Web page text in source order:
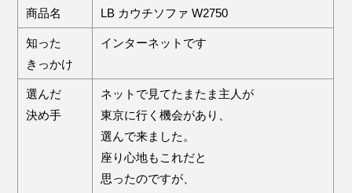
商品名 LB カウチソファ W2750
知った
きっかけ
インターネットです
選んだ
決め手
ネットで見てたまたま主人が
東京に行く機会があり、
選んで来ました。
座り心地もこれだと
思ったのですが、